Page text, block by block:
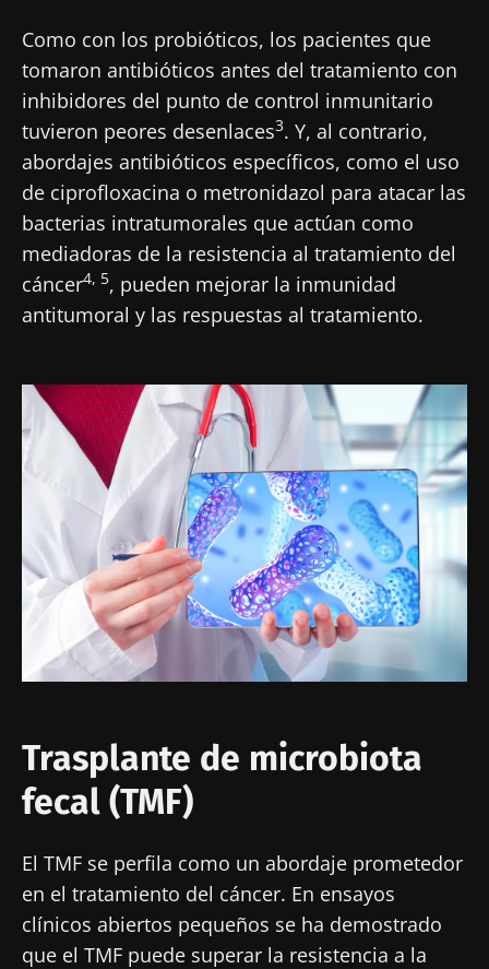
Como con los probióticos, los pacientes que
tomaron antibióticos antes del tratamiento con
inhibidores del punto de control inmunitario
tuvieron peores desenlaces3. Y, al contrario,
abordajes antibióticos específicos, como el uso
de ciprofloxacina o metronidazol para atacar las
bacterias intratumorales que actúan como
mediadoras de la resistencia al tratamiento del
cáncer4, 5, pueden mejorar la inmunidad
antitumoral y las respuestas al tratamiento.
Imagen
Trasplante de microbiota
fecal (TMF)
El TMF se perfila como un abordaje prometedor
en el tratamiento del cáncer. En ensayos
clínicos abiertos pequeños se ha demostrado
que el TMF puede superar la resistencia a la